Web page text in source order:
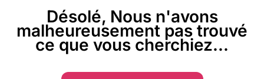
Désolé, Nous n'avons
malheureusement pas trouvé
ce que vous cherchiez...